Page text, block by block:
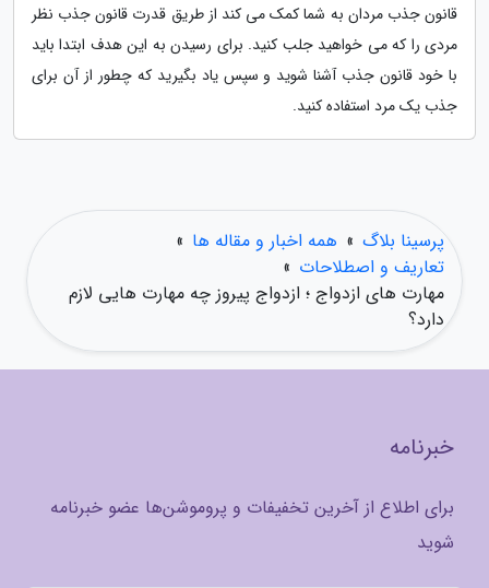
قانون جذب مردان به شما کمک می کند از طریق قدرت قانون جذب نظر
مردی را که می خواهید جلب کنید. برای رسیدن به این هدف ابتدا باید
با خود قانون جذب آشنا شوید و سپس یاد بگیرید که چطور از آن برای
جذب یک مرد استفاده کنید.
پرسینا بلاگ » همه اخبار و مقاله ها »
تعاریف و اصطلاحات »
مهارت های ازدواج ؛ ازدواج پیروز چه مهارت هایی لازم
دارد؟
خبرنامه
برای اطلاع از آخرین تخفیفات و پروموشن‌ها عضو خبرنامه
شوید